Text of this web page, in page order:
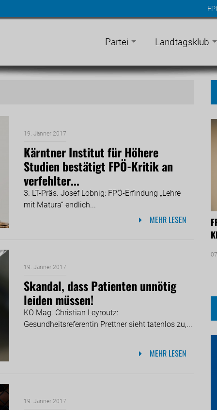
Partei Landtagsklub
19. Jänner 2017
Kärntner Institut für Höhere
Studien bestätigt FPÖ-Kritik an
verfehlter...
3. LT-Präs. Josef Lobnig: FPÖ-Erfindung „Lehre
mit Matura“ endlich...
MEHR LESEN
19. Jänner 2017
Skandal, dass Patienten unnötig
leiden müssen!
KO Mag. Christian Leyroutz:
Gesundheitsreferentin Prettner sieht tatenlos zu,...
MEHR LESEN
19. Jänner 2017